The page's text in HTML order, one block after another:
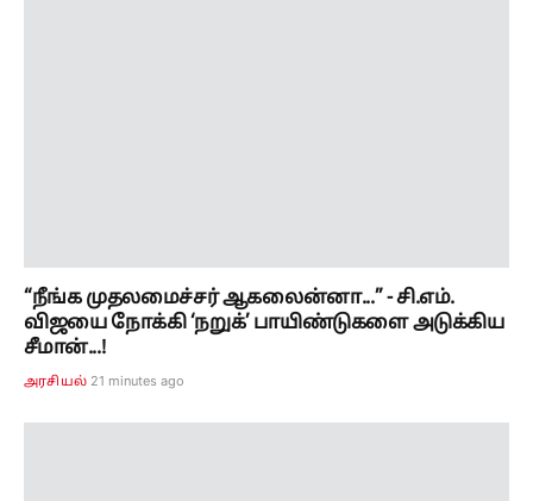
“நீங்க முதலமைச்சர் ஆகலைன்னா...” - சி.எம்.
விஜயை நோக்கி ‘நறுக்’ பாயிண்டுகளை அடுக்கிய
சீமான்...!
அரசியல் 21 minutes ago